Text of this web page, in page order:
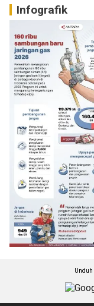
Infografik
Unduh